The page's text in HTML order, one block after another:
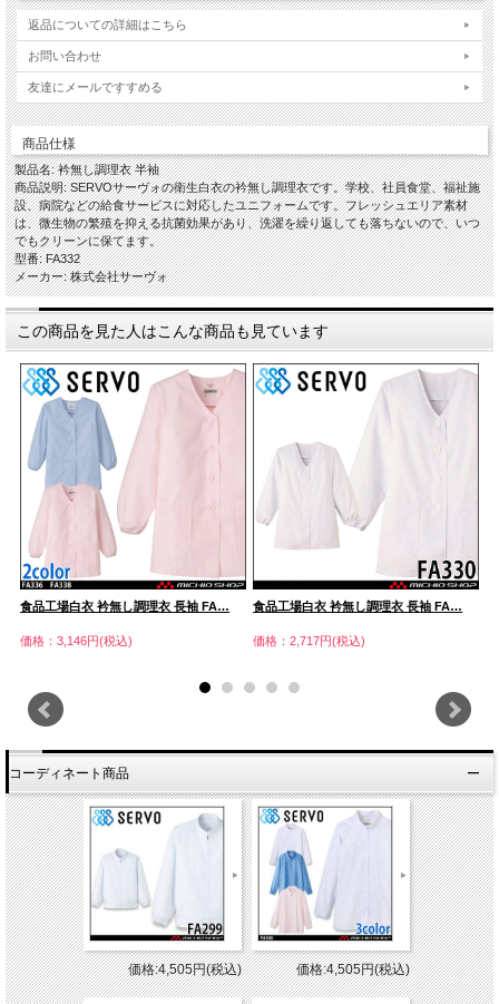
返品についての詳細はこちら
お問い合わせ
友達にメールですすめる
商品仕様
製品名: 衿無し調理衣 半袖
商品説明: SERVOサーヴォの衛生白衣の衿無し調理衣です。学校、社員食堂、福祉施
設、病院などの給食サービスに対応したユニフォームです。フレッシュエリア素材
は、微生物の繁殖を抑える抗菌効果があり、洗濯を繰り返しても落ちないので、いつ
でもクリーンに保てます。
型番: FA332
メーカー: 株式会社サーヴォ
この商品を見た人はこんな商品も見ています
食品工場白衣 衿無し調理衣 長袖 FA…
価格：3,146円(税込)
食品工場白衣 衿無し調理衣 長袖 FA…
価格：2,717円(税込)
コーディネート商品
価格:4,505円(税込) 価格:4,505円(税込)